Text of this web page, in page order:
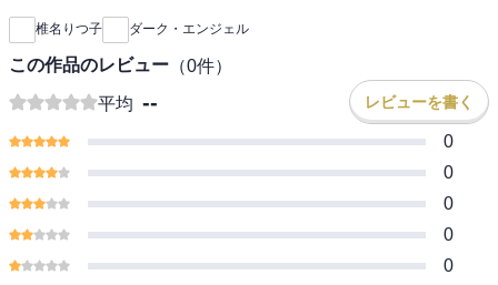
椎名りつ子 ダーク・エンジェル
この作品のレビュー （0件）
平均 -- レビューを書く
0
0
0
0
0